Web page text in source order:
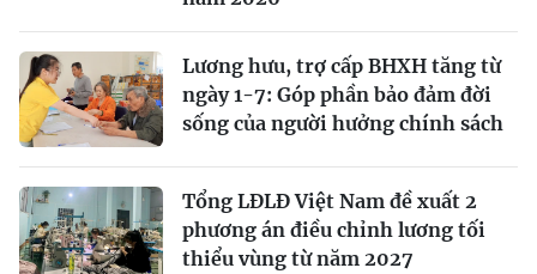
Lương hưu, trợ cấp BHXH tăng từ
ngày 1-7: Góp phần bảo đảm đời
sống của người hưởng chính sách
Tổng LĐLĐ Việt Nam đề xuất 2
phương án điều chỉnh lương tối
thiểu vùng từ năm 2027